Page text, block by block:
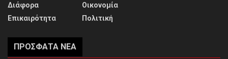
Διάφορα
Επικαιρότητα
Οικονομία
Πολιτική
ΠΡΌΣΦΑΤΑ ΝΈΑ